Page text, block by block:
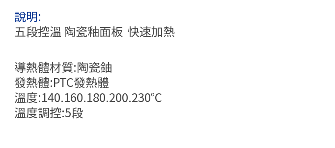
說明:
五段控溫 陶瓷釉面板 快速加熱
導熱體材質:陶瓷鈾
發熱體:PTC發熱體
溫度:140.160.180.200.230°C
溫度調控:5段